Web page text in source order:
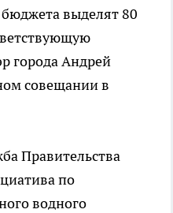
выделят 80
города Андрей
совещании в
Правительства
по
водного